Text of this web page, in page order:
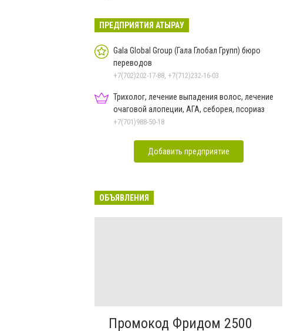
ПРЕДПРИЯТИЯ АТЫРАУ
Gala Global Group (Гала Глобал Групп) бюро
переводов
+7(702)202-17-88, +7(712)232-16-03
Трихолог, лечение выпадения волос, лечение
очаговой алопеции, АГА, себорея, псориаз
+7(701)988-50-18
Добавить предприятие
ОБЪЯВЛЕНИЯ
Промокод Фридом 2500